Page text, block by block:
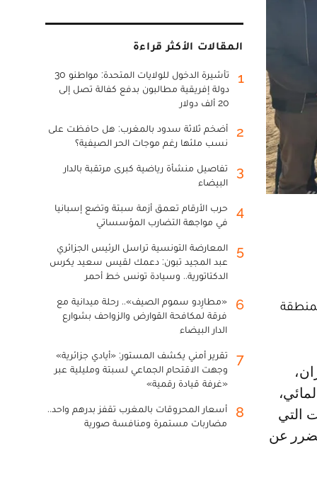
التي
عن
المقالات الأكثر قراءة
1
تأشيرة الدخول للولايات المتحدة: مواطنو 30
دولة إفريقية مطالبون بدفع كفالة تصل إلى
20 ألف دولار
2
أضخم ثلاثة سدود بالمغرب: هل حافظت على
نسب ملئها رغم موجات الحر الصيفية؟
3
تفاصيل منشأة رياضية كبرى مرتقبة بالدار
البيضاء
4
حرب الأرقام تعمق أزمة سبتة وتضع إسبانيا
في مواجهة التضارب المؤسساتي
5
المعارضة التونسية تراسل الرئيس الجزائري
عبد المجيد تبون: دعمك لقيس سعيد يكرس
الدكتاتورية.. وسيادة تونس خط أحمر
6
«مطارِدو سموم الصيف».. رحلة ميدانية مع
فرقة لمكافحة القوارض والزواحف بشوارع
الدار البيضاء
7
تقرير أمني يكشف المستور: «أيادي جزائرية»
وجهت الاقتحام الجماعي لسبتة ومليلية عبر
«غرفة قيادة رقمية»
8
أسعار المحروقات بالمغرب تقفز بدرهم واحد..
مضاربات مستمرة ومنافسة صورية